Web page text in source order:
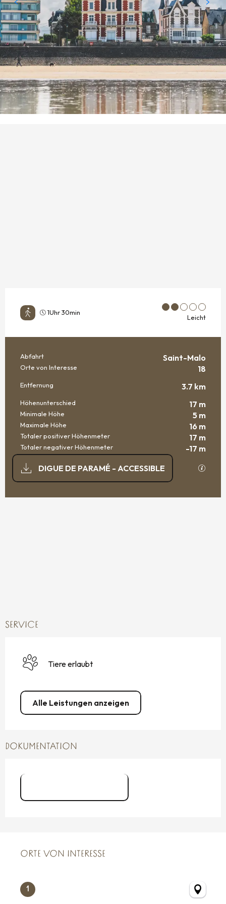
1Uhr 30min
Leicht
PRAKTISCHE INFORMATIONEN
Abfahrt Saint-Malo
Orte von Interesse 18
Entfernung 3.7 km
Höhenunterschied 17 m
Minimale Höhe 5 m
Maximale Höhe 16 m
Totaler positiver Höhenmeter 17 m
Totaler negativer Höhenmeter
-17 m
DOKUMENTATION
DIGUE DE PARAMÉ - ACCESSIBLE Mit
SERVICE
Tiere erlaubt
Alle Leistungen anzeigen
DOKUMENTATION
ORTE VON INTERESSE
1